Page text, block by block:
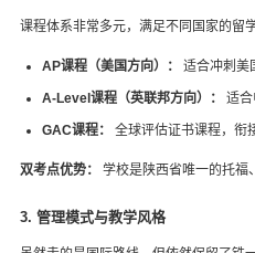
课程体系非常多元，满足不同国家的留学
AP课程（美国方向）： 适合冲刺美
A-Level课程（英联邦方向）： 适合
GAC课程： 全球评估证书课程，衔
双考点优势： 学校是陕西省唯一的托福
3. 管理模式与教学风格